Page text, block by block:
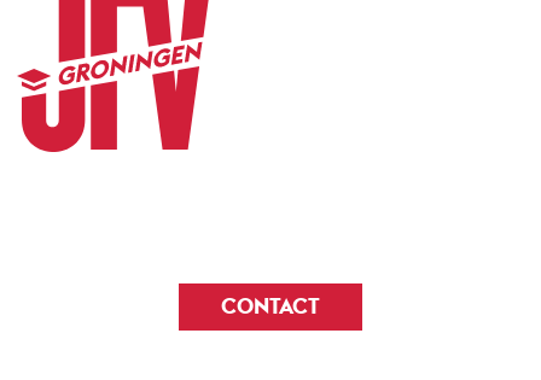
CONTACT